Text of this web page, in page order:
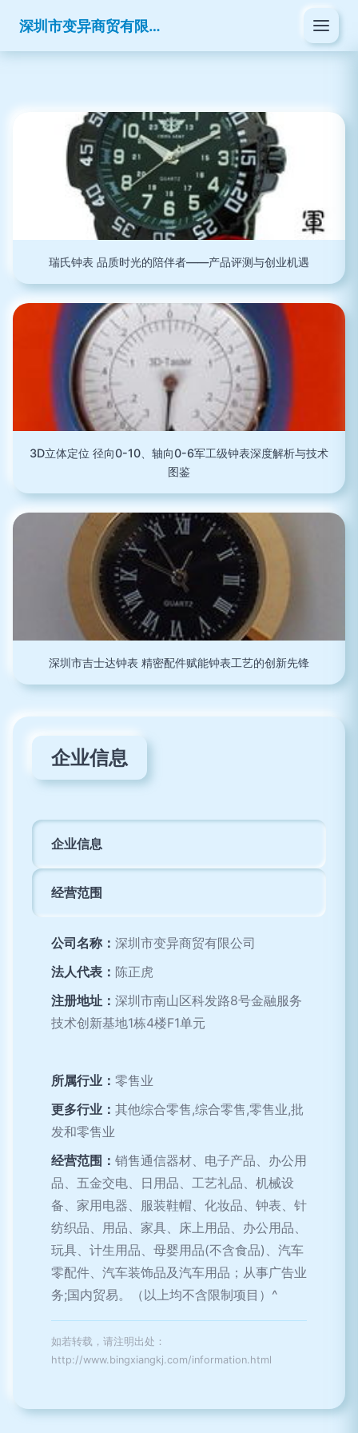
深圳市变异商贸有限公司
瑞氏钟表 品质时光的陪伴者——产品评测与创业机遇
3D立体定位 径向0-10、轴向0-6军工级钟表深度解析与技术
图鉴
深圳市吉士达钟表 精密配件赋能钟表工艺的创新先锋
企业信息
企业信息
经营范围
公司名称： 深圳市变异商贸有限公司
法人代表： 陈正虎
注册地址： 深圳市南山区科发路8号金融服务
技术创新基地1栋4楼F1单元
所属行业： 零售业
更多行业： 其他综合零售,综合零售,零售业,批
发和零售业
经营范围： 销售通信器材、电子产品、办公用
品、五金交电、日用品、工艺礼品、机械设
备、家用电器、服装鞋帽、化妆品、钟表、针
纺织品、用品、家具、床上用品、办公用品、
玩具、计生用品、母婴用品(不含食品)、汽车
零配件、汽车装饰品及汽车用品；从事广告业
务;国内贸易。（以上均不含限制项目）^
如若转载，请注明出处：
http://www.bingxiangkj.com/information.html